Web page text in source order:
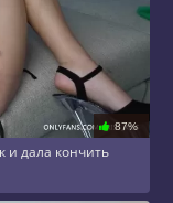
87%
и дала кончить